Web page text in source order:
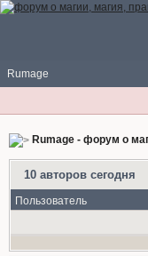
Rumage
Rumage - форум о
10 авторов сегодня
Пользователь